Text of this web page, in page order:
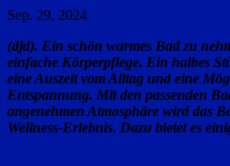
Sep. 29, 2024
(djd). Ein schön warmes Bad zu
einfache Körperpflege. Ein halbes
eine Auszeit vom Alltag und eine
Entspannung. Mit den passenden
angenehmen Atmosphäre wird das
Wellness-Erlebnis. Dazu bietet es